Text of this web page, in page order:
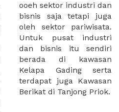
Berikat di Tanjong Priok.